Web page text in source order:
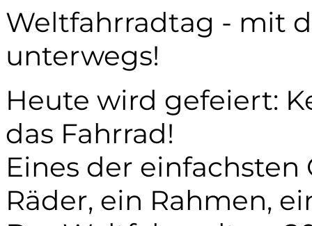
Weltfahrradtag - mit
unterwegs!
Heute wird gefeiert:
das Fahrrad!
Eines der einfachsten
Räder, ein Rahmen,